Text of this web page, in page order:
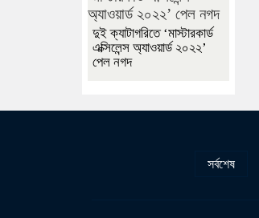
দুই ক্যাটাগরিতে ‘মাস্টারকার্ড
এক্সিলেন্স অ্যাওয়ার্ড ২০২২’
পেল নগদ
সর্বশেষ